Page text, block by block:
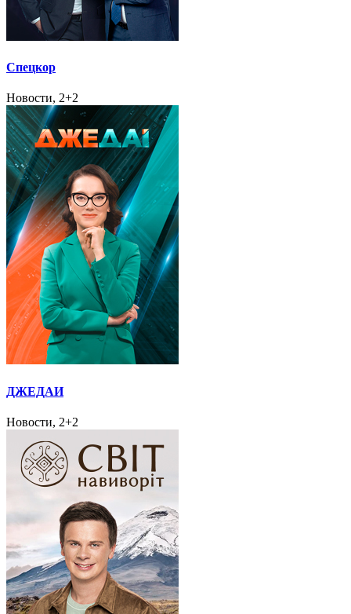
Спецкор
Новости, 2+2
ДЖЕДАИ
Новости, 2+2